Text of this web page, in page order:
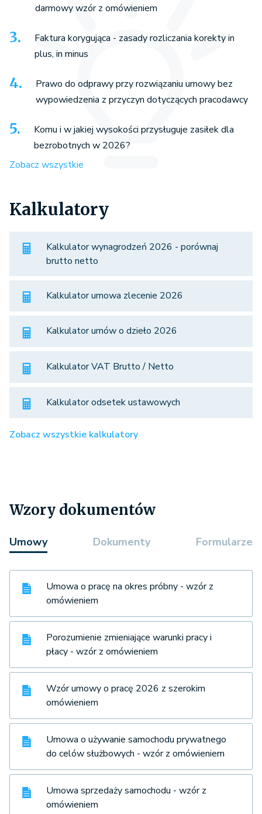
darmowy wzór z omówieniem
Faktura korygująca - zasady rozliczania korekty in
plus, in minus
Prawo do odprawy przy rozwiązaniu umowy bez
wypowiedzenia z przyczyn dotyczących pracodawcy
Komu i w jakiej wysokości przysługuje zasiłek dla
bezrobotnych w 2026?
Zobacz wszystkie
Kalkulatory
Kalkulator wynagrodzeń 2026 - porównaj
brutto netto
Kalkulator umowa zlecenie 2026
Kalkulator umów o dzieło 2026
Kalkulator VAT Brutto / Netto
Kalkulator odsetek ustawowych
Zobacz wszystkie kalkulatory
Wzory dokumentów
Umowy Dokumenty Formularze
Umowa o pracę na okres próbny - wzór z
omówieniem
Porozumienie zmieniające warunki pracy i
płacy - wzór z omówieniem
Wzór umowy o pracę 2026 z szerokim
omówieniem
Umowa o używanie samochodu prywatnego
do celów służbowych - wzór z omówieniem
Umowa sprzedaży samochodu - wzór z
omówieniem